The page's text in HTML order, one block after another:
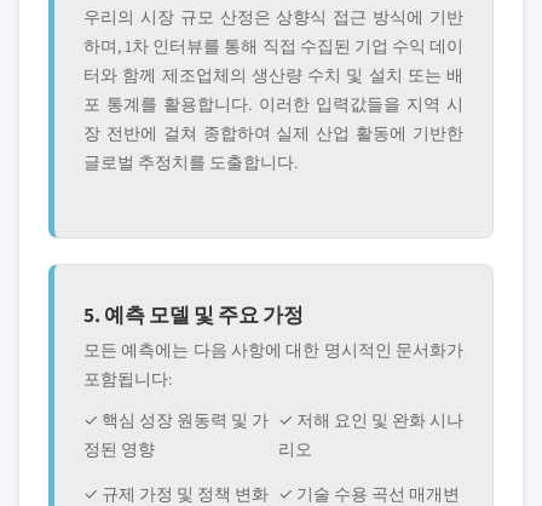
우리의 시장 규모 산정은 상향식 접근 방식에 기반
하며, 1차 인터뷰를 통해 직접 수집된 기업 수익 데이
터와 함께 제조업체의 생산량 수치 및 설치 또는 배
포 통계를 활용합니다. 이러한 입력값들을 지역 시
장 전반에 걸쳐 종합하여 실제 산업 활동에 기반한
글로벌 추정치를 도출합니다.
5. 예측 모델 및 주요 가정
모든 예측에는 다음 사항에 대한 명시적인 문서화가
포함됩니다:
✓ 핵심 성장 원동력 및 가
정된 영향
✓ 저해 요인 및 완화 시나
리오
✓ 규제 가정 및 정책 변화 ✓ 기술 수용 곡선 매개변